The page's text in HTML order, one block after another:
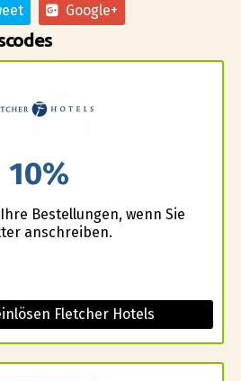
Google+
10%
Bestellungen, wenn Sie
anschreiben.
Fletcher Hotels